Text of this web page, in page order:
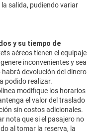
salida, pudiendo variar
y su tiempo de
aéreos tienen el equipaje
inconvenientes y sea
devolución del dinero
podido realizar.
modifique los horarios
el valor del traslado
sin costos adicionales.
nota que si el pasajero no
al tomar la reserva, la